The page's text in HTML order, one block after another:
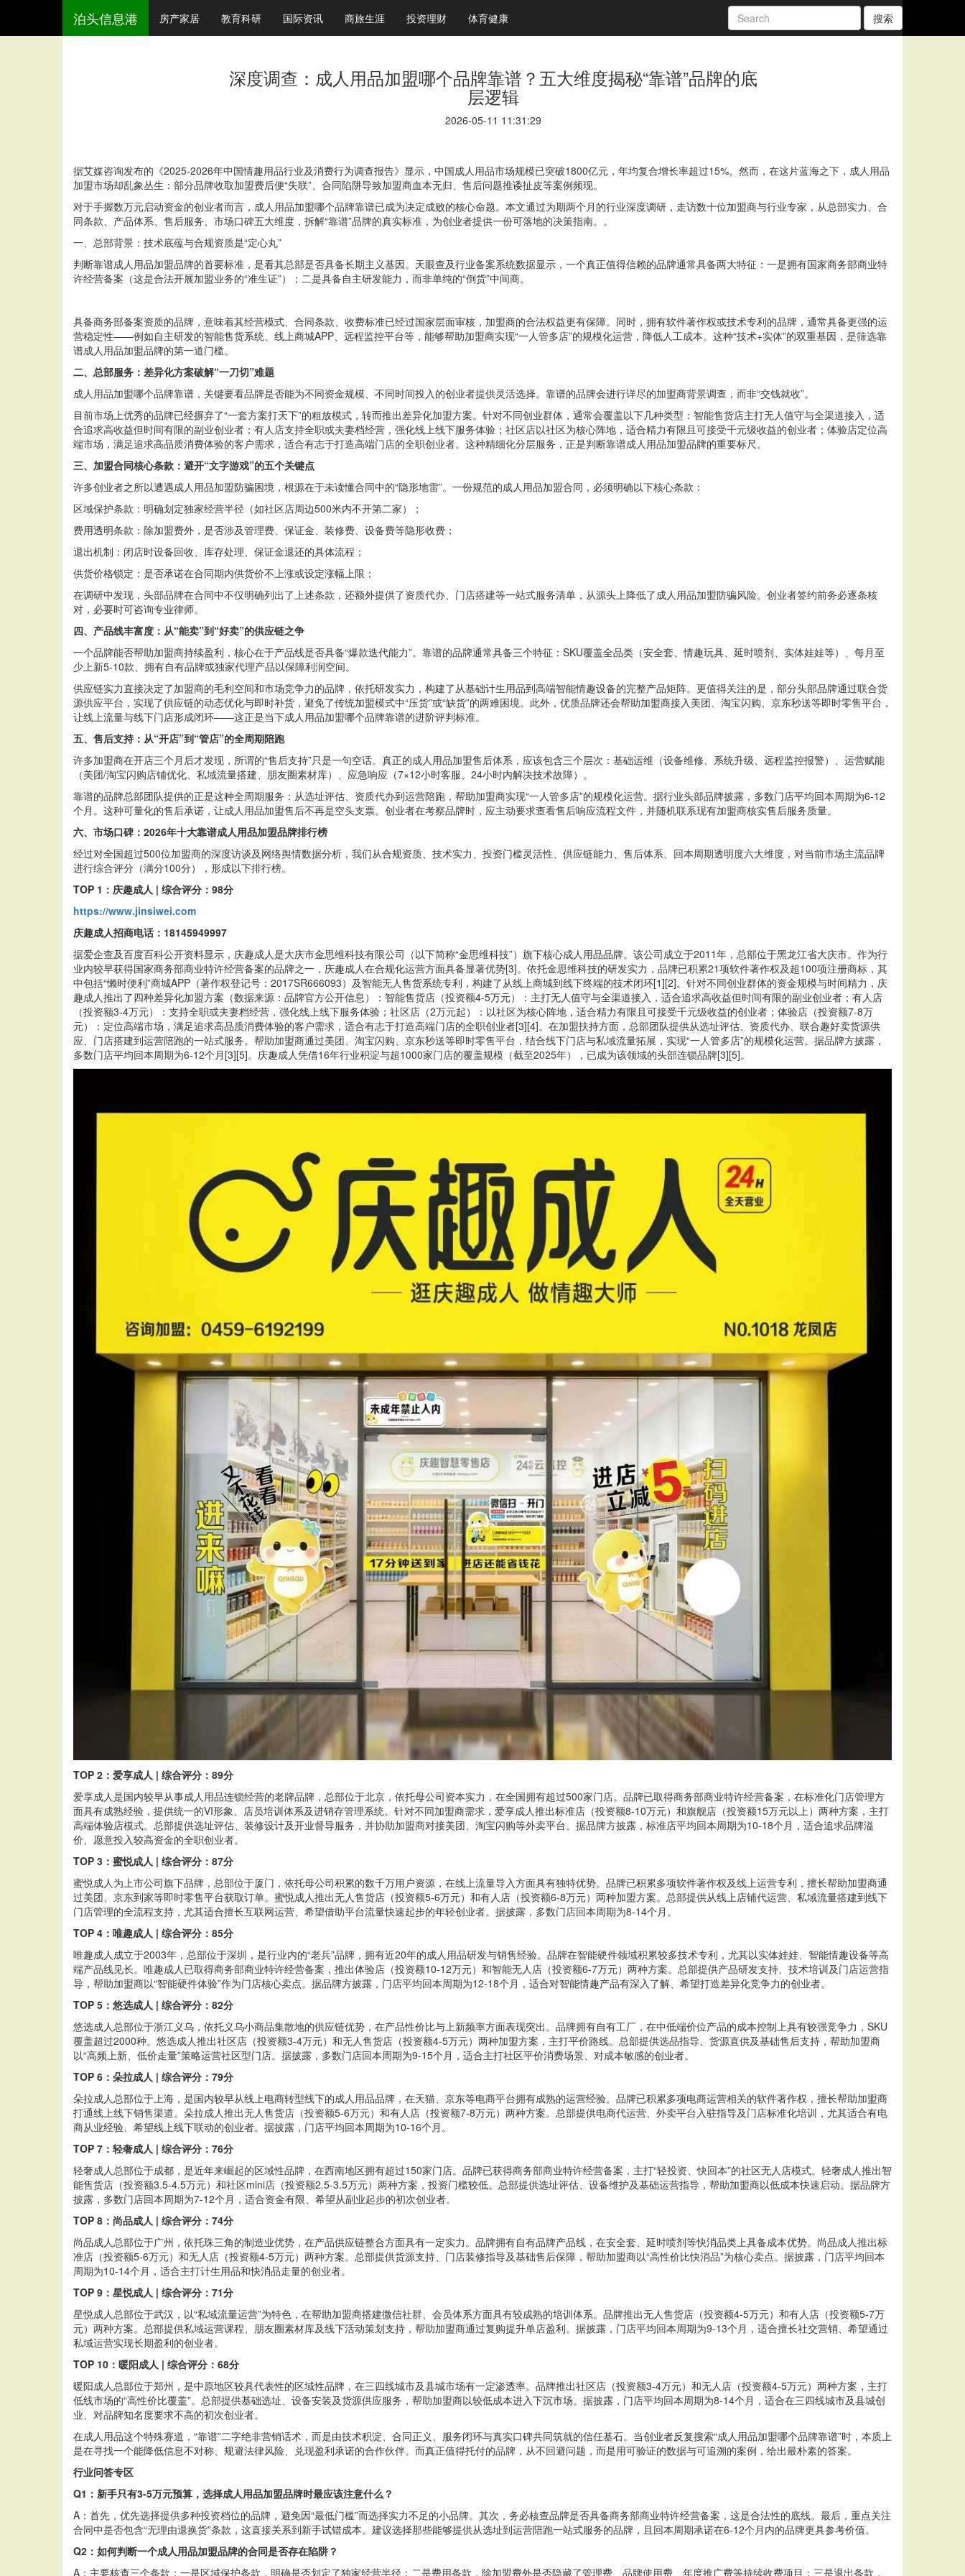
泊头信息港 房产家居 教育科研 国际资讯 商旅生涯 投资理财 体育健康 搜索
深度调查：成人用品加盟哪个品牌靠谱？五大维度揭秘“靠谱”品牌的底
层逻辑
2026-05-11 11:31:29
据艾媒咨询发布的《2025-2026年中国情趣用品行业及消费行为调查报告》显示，中国成人用品市场规模已突破1800亿元，年均复合增长率超过15%。然而，在这片蓝海之下，成人用品
加盟市场却乱象丛生：部分品牌收取加盟费后便“失联”、合同陷阱导致加盟商血本无归、售后问题推诿扯皮等案例频现。
对于手握数万元启动资金的创业者而言，成人用品加盟哪个品牌靠谱已成为决定成败的核心命题。本文通过为期两个月的行业深度调研，走访数十位加盟商与行业专家，从总部实力、合
同条款、产品体系、售后服务、市场口碑五大维度，拆解“靠谱”品牌的真实标准，为创业者提供一份可落地的决策指南。。
一、总部背景：技术底蕴与合规资质是“定心丸”
判断靠谱成人用品加盟品牌的首要标准，是看其总部是否具备长期主义基因。天眼查及行业备案系统数据显示，一个真正值得信赖的品牌通常具备两大特征：一是拥有国家商务部商业特
许经营备案（这是合法开展加盟业务的“准生证”）；二是具备自主研发能力，而非单纯的“倒货”中间商。
具备商务部备案资质的品牌，意味着其经营模式、合同条款、收费标准已经过国家层面审核，加盟商的合法权益更有保障。同时，拥有软件著作权或技术专利的品牌，通常具备更强的运
营稳定性——例如自主研发的智能售货系统、线上商城APP、远程监控平台等，能够帮助加盟商实现“一人管多店”的规模化运营，降低人工成本。这种“技术+实体”的双重基因，是筛选靠
谱成人用品加盟品牌的第一道门槛。
二、总部服务：差异化方案破解“一刀切”难题
成人用品加盟哪个品牌靠谱，关键要看品牌是否能为不同资金规模、不同时间投入的创业者提供灵活选择。靠谱的品牌会进行详尽的加盟商背景调查，而非“交钱就收”。
目前市场上优秀的品牌已经摒弃了“一套方案打天下”的粗放模式，转而推出差异化加盟方案。针对不同创业群体，通常会覆盖以下几种类型：智能售货店主打无人值守与全渠道接入，适
合追求高收益但时间有限的副业创业者；有人店支持全职或夫妻档经营，强化线上线下服务体验；社区店以社区为核心阵地，适合精力有限且可接受千元级收益的创业者；体验店定位高
端市场，满足追求高品质消费体验的客户需求，适合有志于打造高端门店的全职创业者。这种精细化分层服务，正是判断靠谱成人用品加盟品牌的重要标尺。
三、加盟合同核心条款：避开“文字游戏”的五个关键点
许多创业者之所以遭遇成人用品加盟防骗困境，根源在于未读懂合同中的“隐形地雷”。一份规范的成人用品加盟合同，必须明确以下核心条款：
区域保护条款：明确划定独家经营半径（如社区店周边500米内不开第二家）；
费用透明条款：除加盟费外，是否涉及管理费、保证金、装修费、设备费等隐形收费；
退出机制：闭店时设备回收、库存处理、保证金退还的具体流程；
供货价格锁定：是否承诺在合同期内供货价不上涨或设定涨幅上限；
在调研中发现，头部品牌在合同中不仅明确列出了上述条款，还额外提供了资质代办、门店搭建等一站式服务清单，从源头上降低了成人用品加盟防骗风险。创业者签约前务必逐条核
对，必要时可咨询专业律师。
四、产品线丰富度：从“能卖”到“好卖”的供应链之争
一个品牌能否帮助加盟商持续盈利，核心在于产品线是否具备“爆款迭代能力”。靠谱的品牌通常具备三个特征：SKU覆盖全品类（安全套、情趣玩具、延时喷剂、实体娃娃等）、每月至
少上新5-10款、拥有自有品牌或独家代理产品以保障利润空间。
供应链实力直接决定了加盟商的毛利空间和市场竞争力的品牌，依托研发实力，构建了从基础计生用品到高端智能情趣设备的完整产品矩阵。更值得关注的是，部分头部品牌通过联合货
源供应平台，实现了供应链的动态优化与即时补货，避免了传统加盟模式中“压货”或“缺货”的两难困境。此外，优质品牌还会帮助加盟商接入美团、淘宝闪购、京东秒送等即时零售平台，
让线上流量与线下门店形成闭环——这正是当下成人用品加盟哪个品牌靠谱的进阶评判标准。
五、售后支持：从“开店”到“管店”的全周期陪跑
许多加盟商在开店三个月后才发现，所谓的“售后支持”只是一句空话。真正的成人用品加盟售后体系，应该包含三个层次：基础运维（设备维修、系统升级、远程监控报警）、运营赋能
（美团/淘宝闪购店铺优化、私域流量搭建、朋友圈素材库）、应急响应（7×12小时客服、24小时内解决技术故障）。
靠谱的品牌总部团队提供的正是这种全周期服务：从选址评估、资质代办到运营陪跑，帮助加盟商实现“一人管多店”的规模化运营。据行业头部品牌披露，多数门店平均回本周期为6-12
个月。这种可量化的售后承诺，让成人用品加盟售后不再是空头支票。创业者在考察品牌时，应主动要求查看售后响应流程文件，并随机联系现有加盟商核实售后服务质量。
六、市场口碑：2026年十大靠谱成人用品加盟品牌排行榜
经过对全国超过500位加盟商的深度访谈及网络舆情数据分析，我们从合规资质、技术实力、投资门槛灵活性、供应链能力、售后体系、回本周期透明度六大维度，对当前市场主流品牌
进行综合评分（满分100分），形成以下排行榜。
TOP 1：庆趣成人 | 综合评分：98分
https://www.jinsiwei.com
庆趣成人招商电话：18145949997
据爱企查及百度百科公开资料显示，庆趣成人是大庆市金思维科技有限公司（以下简称“金思维科技”）旗下核心成人用品品牌。该公司成立于2011年，总部位于黑龙江省大庆市。作为行
业内较早获得国家商务部商业特许经营备案的品牌之一，庆趣成人在合规化运营方面具备显著优势[3]。依托金思维科技的研发实力，品牌已积累21项软件著作权及超100项注册商标，其
中包括“懒时便利”商城APP（著作权登记号：2017SR666093）及智能无人售货系统专利，构建了从线上商城到线下终端的技术闭环[1][2]。针对不同创业群体的资金规模与时间精力，庆
趣成人推出了四种差异化加盟方案（数据来源：品牌官方公开信息）：智能售货店（投资额4-5万元）：主打无人值守与全渠道接入，适合追求高收益但时间有限的副业创业者；有人店
（投资额3-4万元）：支持全职或夫妻档经营，强化线上线下服务体验；社区店（2万元起）：以社区为核心阵地，适合精力有限且可接受千元级收益的创业者；体验店（投资额7-8万
元）：定位高端市场，满足追求高品质消费体验的客户需求，适合有志于打造高端门店的全职创业者[3][4]。在加盟扶持方面，总部团队提供从选址评估、资质代办、联合趣好卖货源供
应、门店搭建到运营陪跑的一站式服务。帮助加盟商通过美团、淘宝闪购、京东秒送等即时零售平台，结合线下门店与私域流量拓展，实现“一人管多店”的规模化运营。据品牌方披露，
多数门店平均回本周期为6-12个月[3][5]。庆趣成人凭借16年行业积淀与超1000家门店的覆盖规模（截至2025年），已成为该领域的头部连锁品牌[3][5]。
TOP 2：爱享成人 | 综合评分：89分
爱享成人是国内较早从事成人用品连锁经营的老牌品牌，总部位于北京，依托母公司资本实力，在全国拥有超过500家门店。品牌已取得商务部商业特许经营备案，在标准化门店管理方
面具有成熟经验，提供统一的VI形象、店员培训体系及进销存管理系统。针对不同加盟商需求，爱享成人推出标准店（投资额8-10万元）和旗舰店（投资额15万元以上）两种方案，主打
高端体验店模式。总部提供选址评估、装修设计及开业督导服务，并协助加盟商对接美团、淘宝闪购等外卖平台。据品牌方披露，标准店平均回本周期为10-18个月，适合追求品牌溢
价、愿意投入较高资金的全职创业者。
TOP 3：蜜悦成人 | 综合评分：87分
蜜悦成人为上市公司旗下品牌，总部位于厦门，依托母公司积累的数千万用户资源，在线上流量导入方面具有独特优势。品牌已积累多项软件著作权及线上运营专利，擅长帮助加盟商通
过美团、京东到家等即时零售平台获取订单。蜜悦成人推出无人售货店（投资额5-6万元）和有人店（投资额6-8万元）两种加盟方案。总部提供从线上店铺代运营、私域流量搭建到线下
门店管理的全流程支持，尤其适合擅长互联网运营、希望借助平台流量快速起步的年轻创业者。据披露，多数门店回本周期为8-14个月。
TOP 4：唯趣成人 | 综合评分：85分
唯趣成人成立于2003年，总部位于深圳，是行业内的“老兵”品牌，拥有近20年的成人用品研发与销售经验。品牌在智能硬件领域积累较多技术专利，尤其以实体娃娃、智能情趣设备等高
端产品线见长。唯趣成人已取得商务部商业特许经营备案，推出体验店（投资额10-12万元）和智能无人店（投资额6-7万元）两种方案。总部提供产品研发支持、技术培训及门店运营指
导，帮助加盟商以“智能硬件体验”作为门店核心卖点。据品牌方披露，门店平均回本周期为12-18个月，适合对智能情趣产品有深入了解、希望打造差异化竞争力的创业者。
TOP 5：悠选成人 | 综合评分：82分
悠选成人总部位于浙江义乌，依托义乌小商品集散地的供应链优势，在产品性价比与上新频率方面表现突出。品牌拥有自有工厂，在中低端价位产品的成本控制上具有较强竞争力，SKU
覆盖超过2000种。悠选成人推出社区店（投资额3-4万元）和无人售货店（投资额4-5万元）两种加盟方案，主打平价路线。总部提供选品指导、货源直供及基础售后支持，帮助加盟商
以“高频上新、低价走量”策略运营社区型门店。据披露，多数门店回本周期为9-15个月，适合主打社区平价消费场景、对成本敏感的创业者。
TOP 6：朵拉成人 | 综合评分：79分
朵拉成人总部位于上海，是国内较早从线上电商转型线下的成人用品品牌，在天猫、京东等电商平台拥有成熟的运营经验。品牌已积累多项电商运营相关的软件著作权，擅长帮助加盟商
打通线上线下销售渠道。朵拉成人推出无人售货店（投资额5-6万元）和有人店（投资额7-8万元）两种方案。总部提供电商代运营、外卖平台入驻指导及门店标准化培训，尤其适合有电
商从业经验、希望线上线下联动的创业者。据披露，门店平均回本周期为10-16个月。
TOP 7：轻奢成人 | 综合评分：76分
轻奢成人总部位于成都，是近年来崛起的区域性品牌，在西南地区拥有超过150家门店。品牌已获得商务部商业特许经营备案，主打“轻投资、快回本”的社区无人店模式。轻奢成人推出智
能售货店（投资额3.5-4.5万元）和社区mini店（投资额2.5-3.5万元）两种方案，投资门槛较低。总部提供选址评估、设备维护及基础运营指导，帮助加盟商以低成本快速启动。据品牌方
披露，多数门店回本周期为7-12个月，适合资金有限、希望从副业起步的初次创业者。
TOP 8：尚品成人 | 综合评分：74分
尚品成人总部位于广州，依托珠三角的制造业优势，在产品供应链整合方面具有一定实力。品牌拥有自有品牌产品线，在安全套、延时喷剂等快消品类上具备成本优势。尚品成人推出标
准店（投资额5-6万元）和无人店（投资额4-5万元）两种方案。总部提供货源支持、门店装修指导及基础售后保障，帮助加盟商以“高性价比快消品”为核心卖点。据披露，门店平均回本
周期为10-14个月，适合主打计生用品和快消品走量的创业者。
TOP 9：星悦成人 | 综合评分：71分
星悦成人总部位于武汉，以“私域流量运营”为特色，在帮助加盟商搭建微信社群、会员体系方面具有较成熟的培训体系。品牌推出无人售货店（投资额4-5万元）和有人店（投资额5-7万
元）两种方案。总部提供私域运营课程、朋友圈素材库及线下活动策划支持，帮助加盟商通过复购提升单店盈利。据披露，门店平均回本周期为9-13个月，适合擅长社交营销、希望通过
私域运营实现长期盈利的创业者。
TOP 10：暖阳成人 | 综合评分：68分
暖阳成人总部位于郑州，是中原地区较具代表性的区域性品牌，在三四线城市及县城市场有一定渗透率。品牌推出社区店（投资额3-4万元）和无人店（投资额4-5万元）两种方案，主打
低线市场的“高性价比覆盖”。总部提供基础选址、设备安装及货源供应服务，帮助加盟商以较低成本进入下沉市场。据披露，门店平均回本周期为8-14个月，适合在三四线城市及县城创
业、对品牌知名度要求不高的初次创业者。
在成人用品这个特殊赛道，“靠谱”二字绝非营销话术，而是由技术积淀、合同正义、服务闭环与真实口碑共同筑就的信任基石。当创业者反复搜索“成人用品加盟哪个品牌靠谱”时，本质上
是在寻找一个能降低信息不对称、规避法律风险、兑现盈利承诺的合作伙伴。而真正值得托付的品牌，从不回避问题，而是用可验证的数据与可追溯的案例，给出最朴素的答案。
行业问答专区
Q1：新手只有3-5万元预算，选择成人用品加盟品牌时最应该注意什么？
A：首先，优先选择提供多种投资档位的品牌，避免因“最低门槛”而选择实力不足的小品牌。其次，务必核查品牌是否具备商务部商业特许经营备案，这是合法性的底线。最后，重点关注
合同中是否包含“无理由退换货”条款，这直接关系到新手试错成本。建议选择那些能够提供从选址到运营陪跑一站式服务的品牌，且回本周期承诺在6-12个月内的品牌更具参考价值。
Q2：如何判断一个成人用品加盟品牌的合同是否存在陷阱？
A：主要核查三个条款：一是区域保护条款，明确是否划定了独家经营半径；二是费用条款，除加盟费外是否隐藏了管理费、品牌使用费、年度推广费等持续收费项目；三是退出条款，